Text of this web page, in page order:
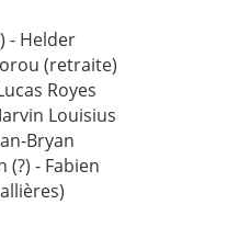
- Helder
(retraite)
Royes
Louisius
Bryan
(?) - Fabien